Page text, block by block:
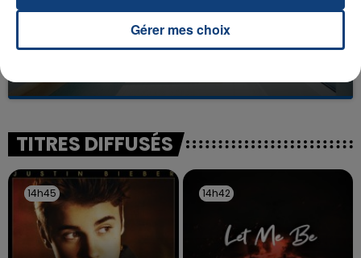
UNE ADOLESCENTE DEVANT SE FAIRE
La famille a porté plainte contre la clinique qui a
excuses.
TITRES DIFFUSÉS
14h45
14h45 14h42
14h42
Gérer mes choix